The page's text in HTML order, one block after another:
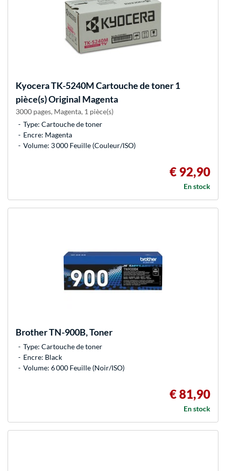
KyoceraTK-5240M Cartouche de toner 1
pièce(s) Original Magenta
3000 pages, Magenta, 1 pièce(s)
Type: Cartouche de toner
Encre: Magenta
Volume: 3 000 Feuille (Couleur/ISO)
€ 92,90
En stock
BrotherTN-900B, Toner
Type: Cartouche de toner
Encre: Black
Volume: 6 000 Feuille (Noir/ISO)
€ 81,90
En stock